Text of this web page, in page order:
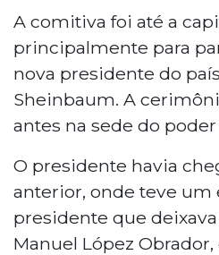
A comitiva foi até a
principalmente para
nova presidente do
Sheinbaum. A
antes na sede do
O presidente havia
anterior, onde teve um
presidente que
Manuel López